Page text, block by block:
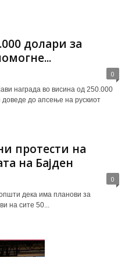
долари за
0
награда во висина од 250.000
доведе до апсење на рускиот
протести на
на Бајден
0
дека има планови за
на сите 50...